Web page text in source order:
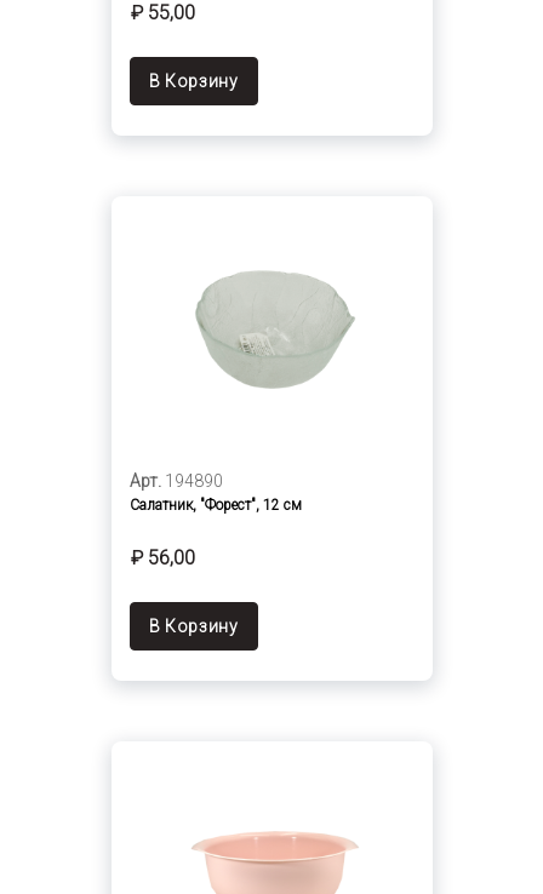
₽ 55,00
В Корзину
Арт. 194890
Салатник, "Форест", 12 см
₽ 56,00
В Корзину